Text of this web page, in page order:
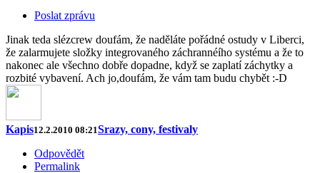
Poslat zprávu
Jinak teda slézcrew doufám, že naděláte pořádné ostudy v Liberci,
že zalarmujete složky integrovaného záchrannéího systému a že to
nakonec ale všechno dobře dopadne, když se zaplatí záchytky a
rozbité vybavení. Ach jo,doufám, že vám tam budu chybět :-D
Kapis12.2.2010 08:21Srazy, cony, festivaly
Odpovědět
Permalink